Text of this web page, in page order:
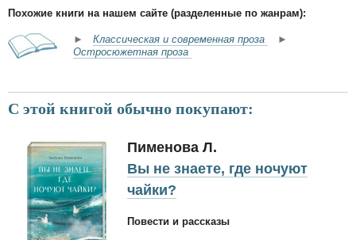
Похожие книги на нашем сайте (разделенные по жанрам):
► Классическая и современная проза
►
Остросюжетная проза
С этой книгой обычно покупают:
Пименова Л.
Вы не знаете, где ночуют
чайки?
Повести и рассказы